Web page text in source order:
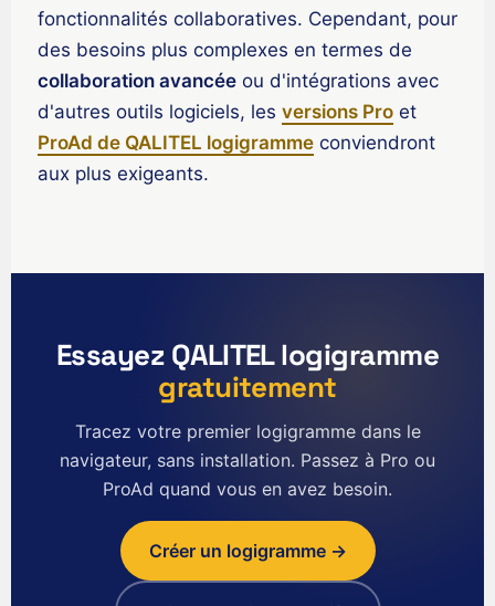
fonctionnalités collaboratives. Cependant, pour
des besoins plus complexes en termes de
collaboration avancée ou d'intégrations avec
d'autres outils logiciels, les versions Pro et
ProAd de QALITEL logigramme conviendront
aux plus exigeants.
Essayez QALITEL logigramme
gratuitement
Tracez votre premier logigramme dans le
navigateur, sans installation. Passez à Pro ou
ProAd quand vous en avez besoin.
Créer un logigramme →
한국어
简体中文
Русский
Polski
Türkçe
العربية
English (Ireland)
English (New Zealand)
English (South Africa)
English (India)